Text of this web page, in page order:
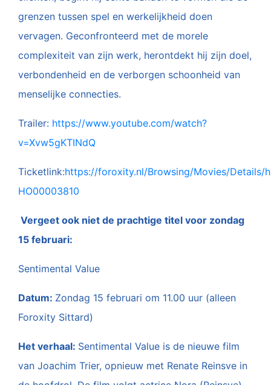
grenzen tussen spel en werkelijkheid doen
vervagen. Geconfronteerd met de morele
complexiteit van zijn werk, herontdekt hij zijn doel,
verbondenheid en de verborgen schoonheid van
menselijke connecties.
Trailer: https://www.youtube.com/watch?
v=Xvw5gKTINdQ
Ticketlink:https://foroxity.nl/Browsing/Movies/Details/
HO00003810
Vergeet ook niet de prachtige titel voor zondag
15 februari:
Sentimental Value
Datum: Zondag 15 februari om 11.00 uur (alleen
Foroxity Sittard)
Het verhaal: Sentimental Value is de nieuwe film
van Joachim Trier, opnieuw met Renate Reinsve in